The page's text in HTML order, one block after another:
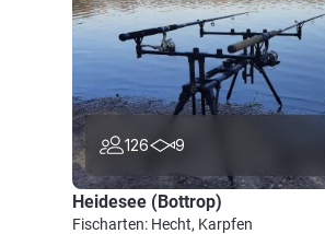
126 9
Heidesee (Bottrop)
Fischarten: Hecht, Karpfen